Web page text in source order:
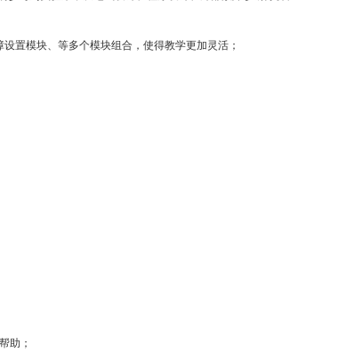
置模块、等多个模块组合，使得教学更加灵活；
助；